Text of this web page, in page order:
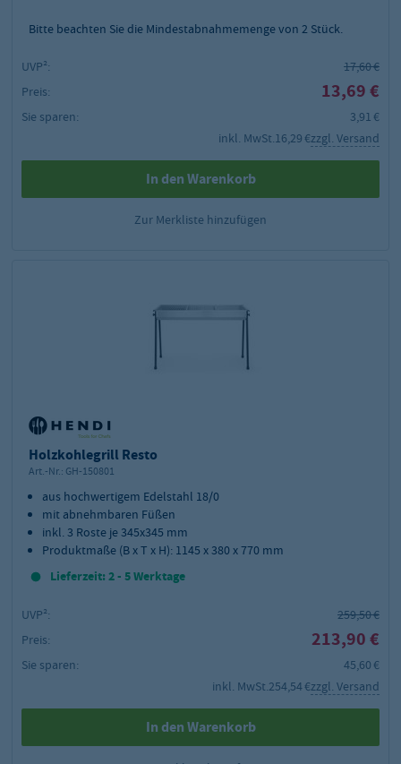
Bitte beachten Sie die Mindestabnahmemenge von 2 Stück.
UVP²:
17,60 €
Preis:
13,69 €
Sie sparen:
3,91 €
inkl. MwSt.16,29 €zzgl. Versand
In den Warenkorb
Zur Merkliste hinzufügen
Holzkohlegrill Resto
Art.-Nr.: GH-150801
aus hochwertigem Edelstahl 18/0
mit abnehmbaren Füßen
inkl. 3 Roste je 345x345 mm
Produktmaße (B x T x H): 1145 x 380 x 770 mm
Lieferzeit: 2 - 5 Werktage
UVP²:
259,50 €
Preis:
213,90 €
Sie sparen:
45,60 €
inkl. MwSt.254,54 €zzgl. Versand
In den Warenkorb